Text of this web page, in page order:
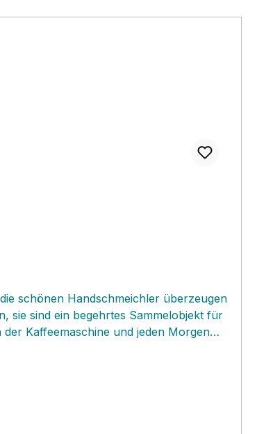
schönen Handschmeichler überzeugen
sie sind ein begehrtes Sammelobjekt für
Kaffeemaschine und jeden Morgen